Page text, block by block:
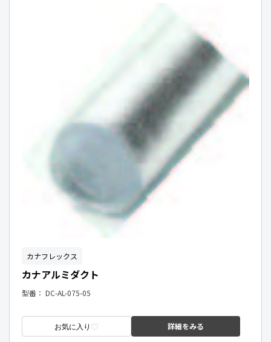
カナフレックス
カナアルミダクト
型番： DC-AL-075-05
お気に入り 詳細をみる